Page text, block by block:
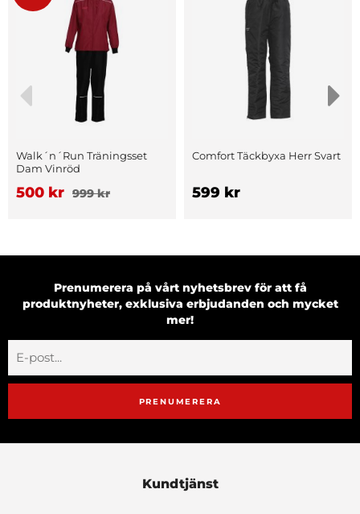
Walk´n´Run Träningsset
Dam Vinröd
500 kr 999 kr
Comfort Täckbyxa Herr Svart
599 kr
Prenumerera på vårt nyhetsbrev för att få
produktnyheter, exklusiva erbjudanden och mycket
mer!
PRENUMERERA
Kundtjänst